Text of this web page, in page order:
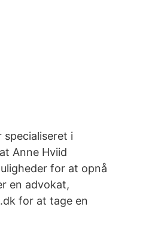
i
Anne Hviid
for at opnå
en advokat,
for at tage en